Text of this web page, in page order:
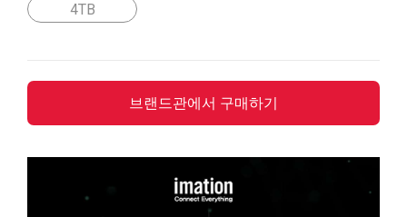
4TB
브랜드관에서 구매하기